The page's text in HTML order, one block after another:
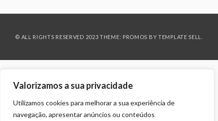
Valorizamos a sua privacidade
Utilizamos cookies para melhorar a sua experiência de
navegação, apresentar anúncios ou conteúdos
© ALL RIGHTS RESERVED 2023 THEME: PROMOS BY TEMPLATE SELL